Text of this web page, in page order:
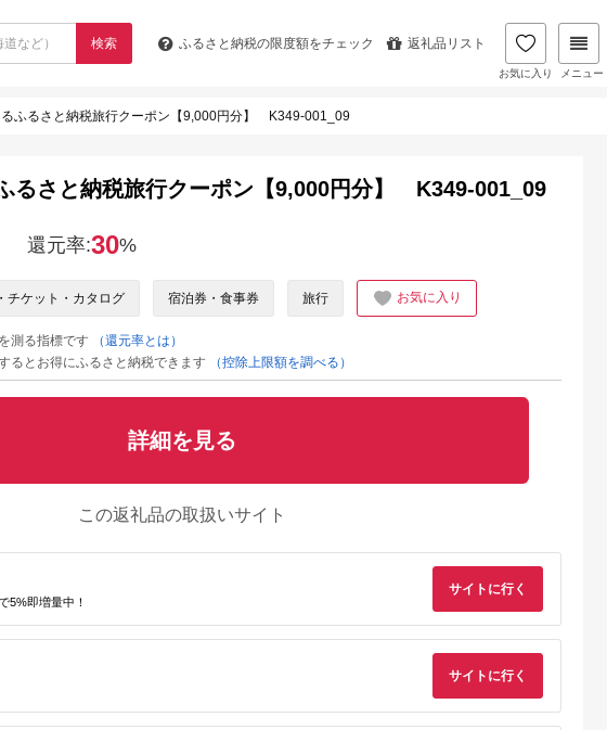
検索 ふるさと納税の限度額をチェック 返礼品リスト
お気に入り メニュー
るふるさと納税旅行クーポン【9,000円分】 K349-001_09
るさと納税旅行クーポン【9,000円分】 K349-001_09
還元率:30%
チケット・カタログ 宿泊券・食事券 旅行 お気に入り
測る指標です
（還元率とは）
るとお得にふるさと納税できます
（控除上限額を調べる）
詳細を見る
この返礼品の取扱いサイト
5%即増量中！
サイトに行く
サイトに行く